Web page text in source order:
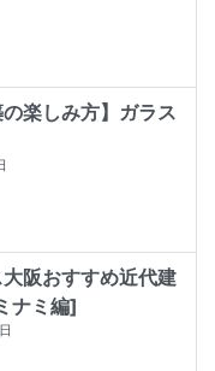
の楽しみ方】ガラス
阪おすすめ近代建
ナミ編]